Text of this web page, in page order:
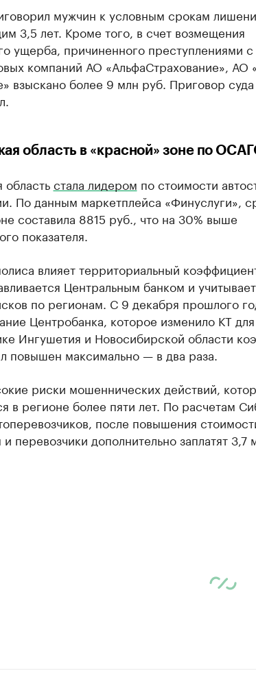
мужчин к условным срокам
3,5 лет. Кроме того, в счет возмещения
ущерба, причиненного преступлениями
компаний АО «АльфаСтрахование»,
взыскано более 9 млн руб. Приговор
область в «красной» зоне по
стала лидером по стоимости
По данным маркетплейса «Финуслуги»,
составила 8815 руб., что на 30% выше
показателя.
влияет территориальный
Центральным банком и
по регионам. С 9 декабря прошлого
Центробанка, которое изменило КТ
Ингушетия и Новосибирской области
повышен максимально — в два раза.
риски мошеннических действий,
в регионе более пяти лет. По расчетам
после повышения
перевозчики дополнительно заплатят 3,7